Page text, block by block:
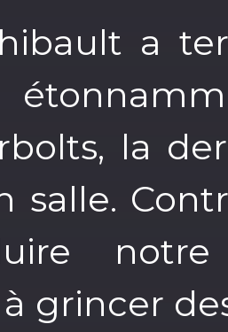
a
la
salle.
notre
grincer